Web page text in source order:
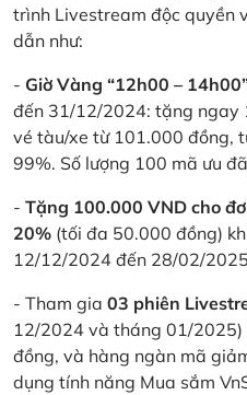
trình Livestream độc quyền
dẫn như:
- Giờ Vàng “12h00 –
đến 31/12/2024: tặng ngay
vé tàu/xe từ 101.000 đồng,
99%. Số lượng 100 mã ưu
- Tặng 100.000 VND cho
20% (tối đa 50.000 đồng)
12/12/2024 đến 28/02/
- Tham gia 03 phiên
12/2024 và tháng 01/2025)
đồng, và hàng ngàn mã
dụng tính năng Mua sắm